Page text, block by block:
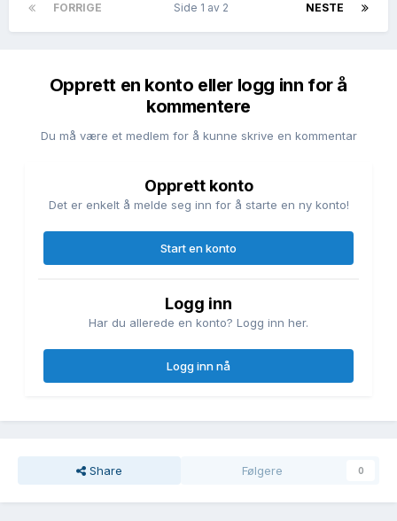
FORRIGE NESTE
Side 1 av 2
Opprett en konto eller logg inn for å
kommentere
Du må være et medlem for å kunne skrive en kommentar
Opprett konto
Det er enkelt å melde seg inn for å starte en ny konto!
Start en konto
Logg inn
Har du allerede en konto? Logg inn her.
Logg inn nå
Share Følgere 0